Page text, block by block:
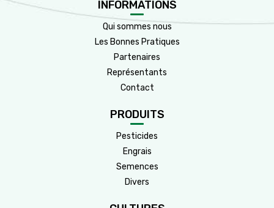
INFORMATIONS
Qui sommes nous
Les Bonnes Pratiques
Partenaires
Représentants
Contact
PRODUITS
Pesticides
Engrais
Semences
Divers